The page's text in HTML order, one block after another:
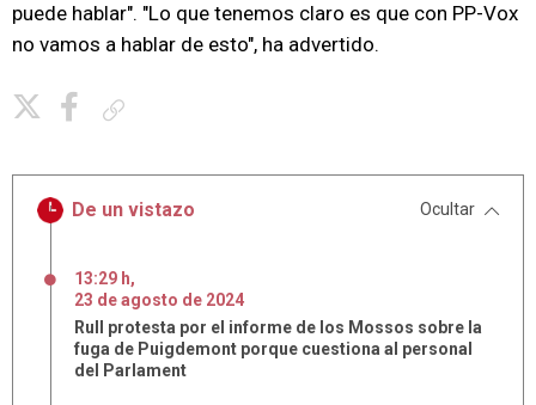
puede hablar". "Lo que tenemos claro es que con PP-Vox
no vamos a hablar de esto", ha advertido.
De un vistazo Ocultar
13:29 h,
23 deagosto de 2024
Rull protesta por el informe de los Mossos sobre la
fuga de Puigdemont porque cuestiona al personal
del Parlament